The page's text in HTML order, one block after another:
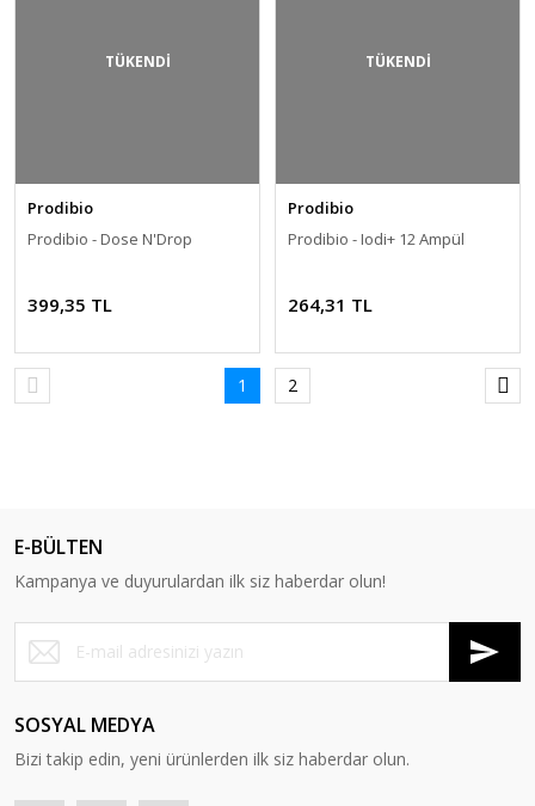
TÜKENDİ
Prodibio
Prodibio - Dose N'Drop
399,35 TL
TÜKENDİ
Prodibio
Prodibio - Iodi+ 12 Ampül
264,31 TL
1 2
E-BÜLTEN
Kampanya ve duyurulardan ilk siz haberdar olun!
SOSYAL MEDYA
Bizi takip edin, yeni ürünlerden ilk siz haberdar olun.